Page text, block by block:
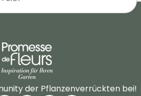
der Pflanzenverrückten bei!